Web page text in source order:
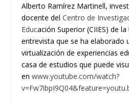
Alberto Ramírez Martinell,
docentedelCentro de
Educación Superior (CIIES) de
entrevista que se ha elaborado
virtualización de experiencias e
casa de estudios que puede
en www.youtube.com/watch?